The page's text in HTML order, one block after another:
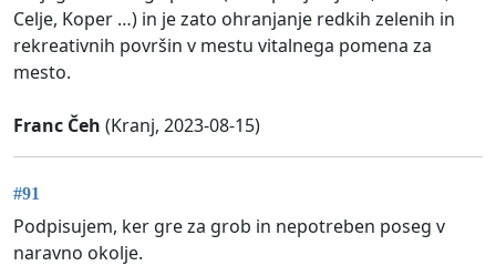
Celje, Koper …) in je zato ohranjanje redkih zelenih in
rekreativnih površin v mestu vitalnega pomena za
mesto.
Franc Čeh (Kranj, 2023-08-15)
#91
Podpisujem, ker gre za grob in nepotreben poseg v
naravno okolje.